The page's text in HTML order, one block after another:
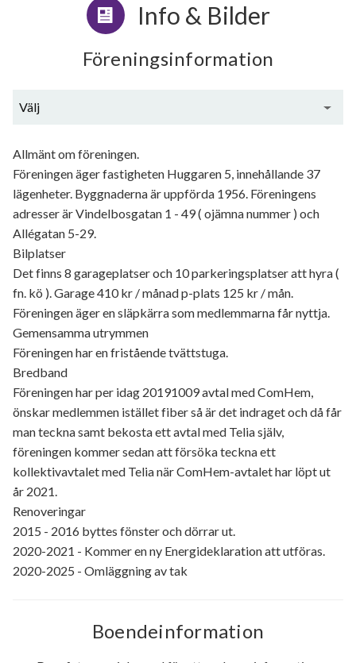
Info & Bilder
Föreningsinformation
Välj
Allmänt om föreningen.
Föreningen äger fastigheten Huggaren 5, innehållande 37
lägenheter. Byggnaderna är uppförda 1956. Föreningens
adresser är Vindelbosgatan 1 - 49 ( ojämna nummer ) och
Allégatan 5-29.
Bilplatser
Det finns 8 garageplatser och 10 parkeringsplatser att hyra (
fn. kö ). Garage 410 kr / månad p-plats 125 kr / mån.
Föreningen äger en släpkärra som medlemmarna får nyttja.
Gemensamma utrymmen
Föreningen har en fristående tvättstuga.
Bredband
Föreningen har per idag 20191009 avtal med ComHem,
önskar medlemmen istället fiber så är det indraget och då får
man teckna samt bekosta ett avtal med Telia själv,
föreningen kommer sedan att försöka teckna ett
kollektivavtalet med Telia när ComHem-avtalet har löpt ut
år 2021.
Renoveringar
2015 - 2016 byttes fönster och dörrar ut.
2020-2021 - Kommer en ny Energideklaration att utföras.
2020-2025 - Omläggning av tak
Boendeinformation